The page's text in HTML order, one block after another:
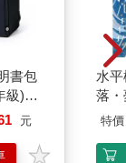
書包
級)酷
上市
元
水
落
特價